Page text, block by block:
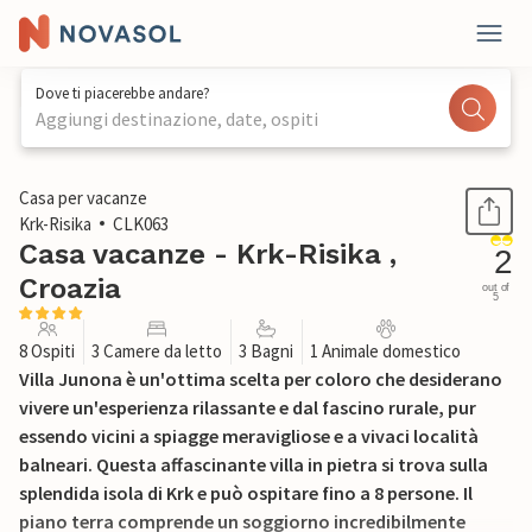
Dove ti piacerebbe andare?
Aggiungi destinazione, date, ospiti
1 / 15
Casa per vacanze
Krk-Risika
CLK063
Casa vacanze - Krk-Risika ,
Croazia
2
out of
5
8 Ospiti 3 Camere da letto 3 Bagni 1 Animale domestico
Villa Junona è un'ottima scelta per coloro che desiderano
vivere un'esperienza rilassante e dal fascino rurale, pur
essendo vicini a spiagge meravigliose e a vivaci località
balneari. Questa affascinante villa in pietra si trova sulla
splendida isola di Krk e può ospitare fino a 8 persone. Il
piano terra comprende un soggiorno incredibilmente